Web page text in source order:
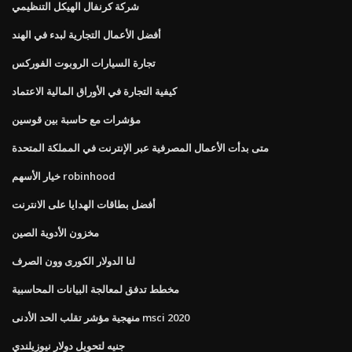
شركة كرنفال الهيكل التنظيمي
أفضل الأعمال التجارية لبدء في الهند
تجارة السيارات الروبوت الفوركس
كيفية التجارة في الأوراق المالية الاعتماد
مؤشرات مع حاسبة بين قوسين
متى بدأت الأعمال المصرفية عبر الإنترنت في المملكة المتحدة
خيار الأسهم robinhood
أفضل بطاقات الهدايا على الانترنت
مخزون الأدوية الصين
لنا الدولار الكورى وون الصرف
مخطط تدفق لمعالجة البيانات المحاسبية
منهجية مؤشر تقلب الحد الأدنى msci 2020
جنيه لتحويل دولار نيوزيلندي